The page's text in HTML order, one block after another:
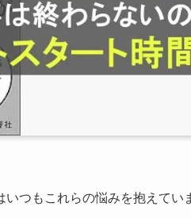
つもこれらの悩みを抱えてい